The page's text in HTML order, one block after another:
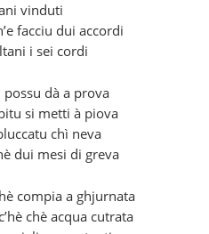
vinduti
facciu dui accordi
i sei cordi
dà a prova
si metti à piova
chì neva
dui mesi di greva
compia a ghjurnata
chè acqua cutrata